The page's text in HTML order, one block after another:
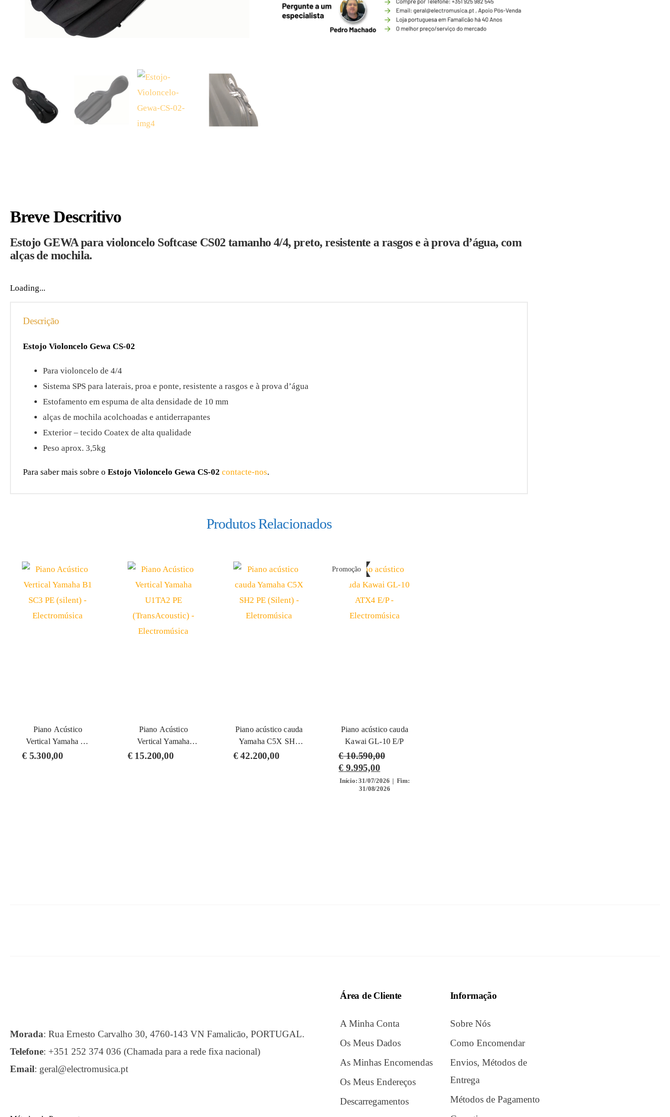
Breve Descritivo
Estojo GEWA para violoncelo Softcase CS02 tamanho 4/4, preto, resistente a rasgos e à prova d’água, com
alças de mochila.
Loading...
Descrição
Estojo Violoncelo Gewa CS-02
Para violoncelo de 4/4
Sistema SPS para laterais, proa e ponte, resistente a rasgos e à prova d’água
Estofamento em espuma de alta densidade de 10 mm
alças de mochila acolchoadas e antiderrapantes
Exterior – tecido Coatex de alta qualidade
Peso aprox. 3,5kg
Para saber mais sobre oEstojo Violoncelo Gewa CS-02 contacte-nos.
Produtos Relacionados
Piano Acústico
Vertical Yamaha B1
SC3 PE (silent)
€5.300,00
Piano Acústico
Vertical Yamaha
U1TA3 PE
€15.200,00
Piano acústico cauda
Yamaha C5X SH3
PE (Silent)
€42.200,00
Promoção
Piano acústico cauda
Kawai GL-10 E/P
€10.590,00
€ 9.995,00
Início: 31/07/2026 | Fim:
31/08/2026
Morada: Rua Ernesto Carvalho 30, 4760-143 VN Famalicão, PORTUGAL.
Telefone: +351 252 374 036 (Chamada para a rede fixa nacional)
Email: geral@electromusica.pt
Área de Cliente
A Minha Conta
Os Meus Dados
As Minhas Encomendas
Os Meus Endereços
Descarregamentos
Informação
Sobre Nós
Como Encomendar
Envios, Métodos de
Entrega
Métodos de Pagamento